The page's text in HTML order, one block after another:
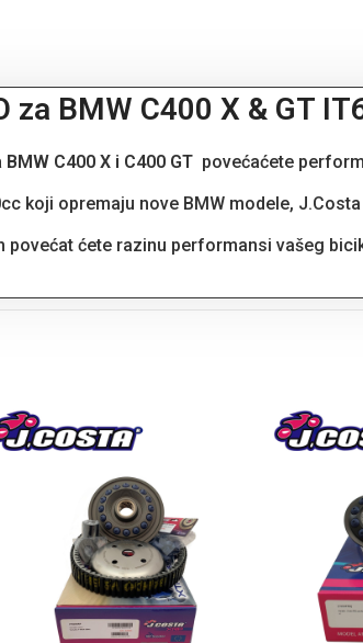
za BMW C400 X & GT
C400 X i C400 GT povećaćete
koji opremaju nove BMW modele,
ćete razinu performansi vašeg